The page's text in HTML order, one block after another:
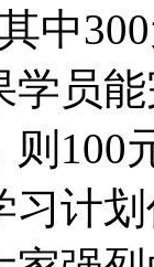
家强
老师发
学习。